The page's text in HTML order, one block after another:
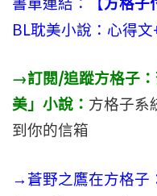
BL耽美小說：心得
→訂閱/追蹤方格子
美」小說： 方格子系
到你的信箱
→蒼野之鷹在方格子